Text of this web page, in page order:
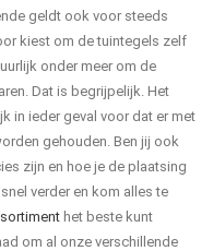
geldt ook voor steeds
kiest om de tuintegels zelf
onder meer om de
Dat is begrijpelijk. Het
in ieder geval voor dat er met
gehouden. Ben jij ook
zijn en hoe je de plaatsing
verder en kom alles te
het beste kunt
om al onze verschillende